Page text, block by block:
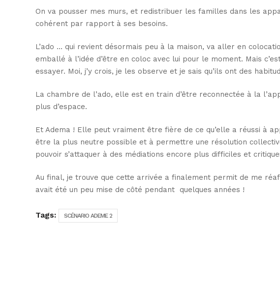
On va pousser mes murs, et redistribuer les familles dans les
cohérent par rapport à ses besoins.
L’ado … qui revient désormais peu à la maison, va aller en
emballé à l’idée d’être en coloc avec lui pour le moment. Mais
essayer. Moi, j’y crois, je les observe et je sais qu’ils ont des
La chambre de l’ado, elle est en train d’être reconnectée à la
plus d’espace.
Et Adema ! Elle peut vraiment être fière de ce qu’elle a réussi à
être la plus neutre possible et à permettre une résolution
pouvoir s’attaquer à des médiations encore plus difficiles et
Au final, je trouve que cette arrivée a finalement permit de me
avait été un peu mise de côté pendant quelques années !
Tags: SCÉNARIO ADEME 2